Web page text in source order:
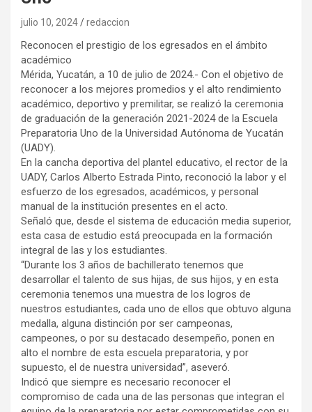
julio 10, 2024 redaccion
Reconocen el prestigio de los egresados en el ámbito
académico
Mérida, Yucatán, a 10 de julio de 2024.- Con el objetivo de
reconocer a los mejores promedios y el alto rendimiento
académico, deportivo y premilitar, se realizó la ceremonia
de graduación de la generación 2021-2024 de la Escuela
Preparatoria Uno de la Universidad Autónoma de Yucatán
(UADY).
En la cancha deportiva del plantel educativo, el rector de la
UADY, Carlos Alberto Estrada Pinto, reconoció la labor y el
esfuerzo de los egresados, académicos, y personal
manual de la institución presentes en el acto.
Señaló que, desde el sistema de educación media superior,
esta casa de estudio está preocupada en la formación
integral de las y los estudiantes.
“Durante los 3 años de bachillerato tenemos que
desarrollar el talento de sus hijas, de sus hijos, y en esta
ceremonia tenemos una muestra de los logros de
nuestros estudiantes, cada uno de ellos que obtuvo alguna
medalla, alguna distinción por ser campeonas,
campeones, o por su destacado desempeño, ponen en
alto el nombre de esta escuela preparatoria, y por
supuesto, el de nuestra universidad”, aseveró.
Indicó que siempre es necesario reconocer el
compromiso de cada una de las personas que integran el